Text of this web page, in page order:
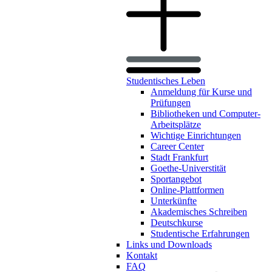
Studentisches Leben
Anmeldung für Kurse und
Prüfungen
Bibliotheken und Computer-
Arbeitsplätze
Wichtige Einrichtungen
Career Center
Stadt Frankfurt
Goethe-Universtität
Sportangebot
Online-Plattformen
Unterkünfte
Akademisches Schreiben
Deutschkurse
Studentische Erfahrungen
Links und Downloads
Kontakt
FAQ